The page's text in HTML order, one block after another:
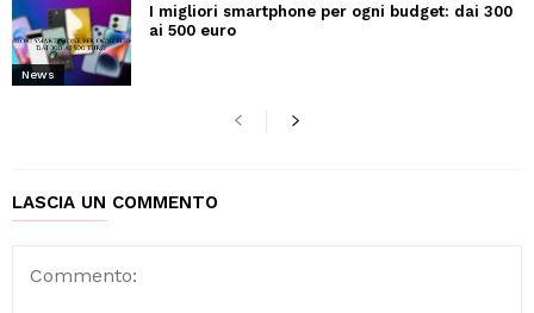
News
I migliori smartphone per ogni budget: dai 300
ai 500 euro
LASCIA UN COMMENTO